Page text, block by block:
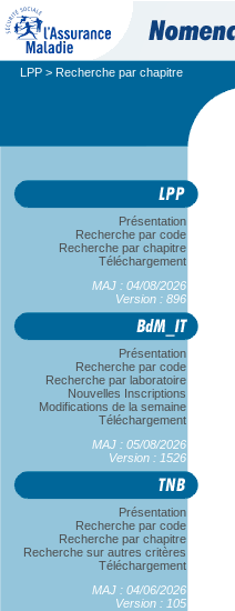
LPP > Recherche par chapitre
Présentation
Recherche par code
Recherche par chapitre
Téléchargement
MAJ : 04/08/2026
Version : 896
Présentation
Recherche par code
Recherche par laboratoire
Nouvelles Inscriptions
Modifications de la semaine
Téléchargement
MAJ : 05/08/2026
Version : 1526
Présentation
Recherche par code
Recherche par chapitre
Recherche sur autres critères
Téléchargement
MAJ : 04/06/2026
Version : 105